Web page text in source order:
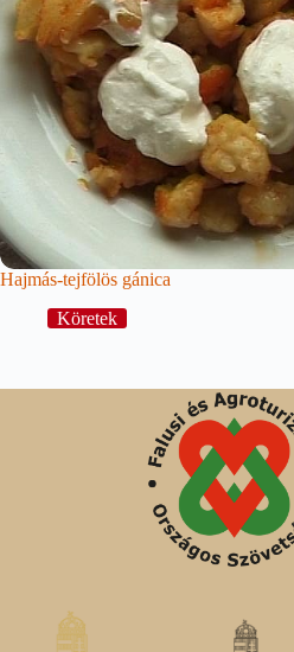
Hajmás-tejfölös gánica
Köretek